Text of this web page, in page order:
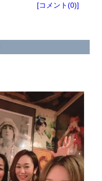
[コメント(0)]